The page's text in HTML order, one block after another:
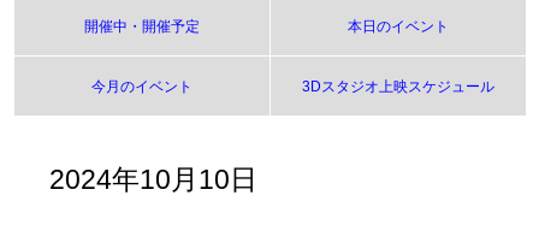
開催中・開催予定 本日のイベント
今月のイベント 3Dスタジオ上映スケジュール
2024年10月10日